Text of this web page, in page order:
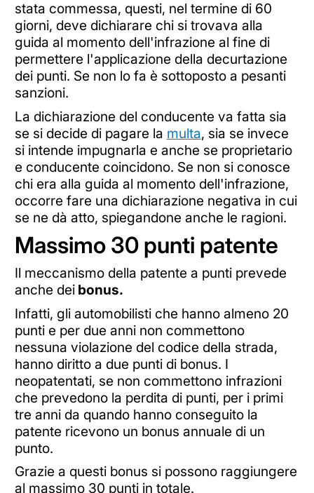
stata commessa, questi, nel termine di 60
giorni, deve dichiarare chi si trovava alla
guida al momento dell'infrazione al fine di
permettere l'applicazione della decurtazione
dei punti. Se non lo fa è sottoposto a pesanti
sanzioni.
La dichiarazione del conducente va fatta sia
se si decide di pagare la multa, sia se invece
si intende impugnarla e anche se proprietario
e conducente coincidono. Se non si conosce
chi era alla guida al momento dell'infrazione,
occorre fare una dichiarazione negativa in cui
se ne dà atto, spiegandone anche le ragioni.
Massimo 30 punti patente
Il meccanismo della patente a punti prevede
anche deibonus.
Infatti, gli automobilisti che hanno almeno 20
punti e per due anni non commettono
nessuna violazione del codice della strada,
hanno diritto a due punti di bonus. I
neopatentati, se non commettono infrazioni
che prevedono la perdita di punti, per i primi
tre anni da quando hanno conseguito la
patente ricevono un bonus annuale di un
punto.
Grazie a questi bonus si possono raggiungere
al massimo 30 punti in totale.